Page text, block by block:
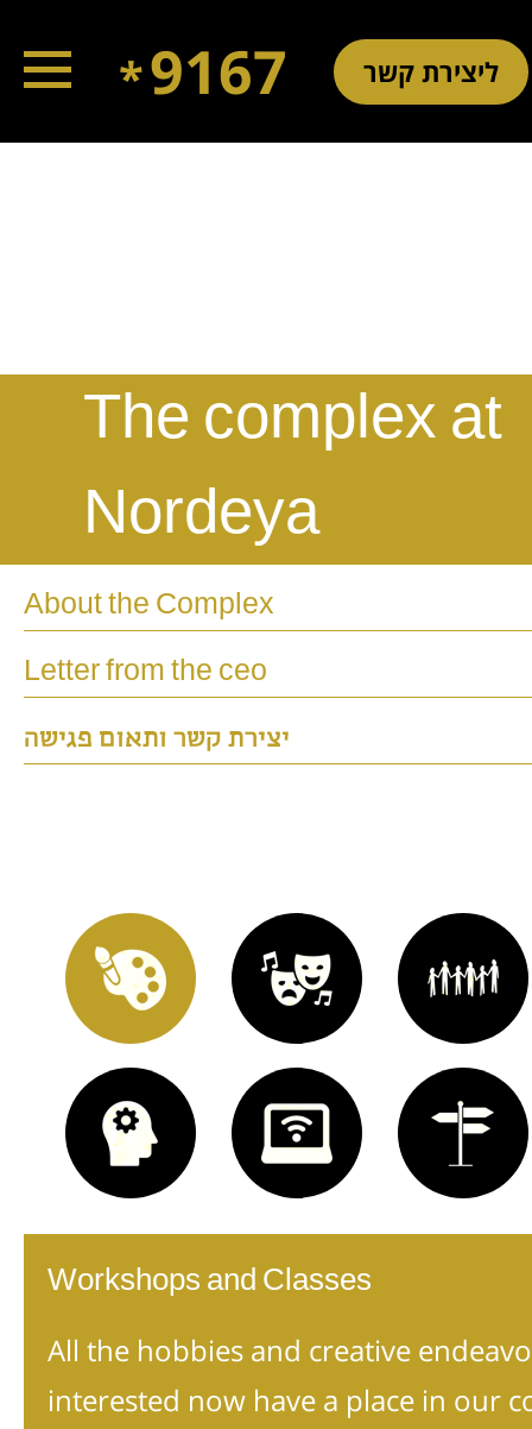
*9167 ליצירת קשר
The complex at
Nordeya
About the Complex
Letter from the ceo
יצירת קשר ותאום פגישה
Workshops and Classes
All the hobbies and creative
interested now have a place in our